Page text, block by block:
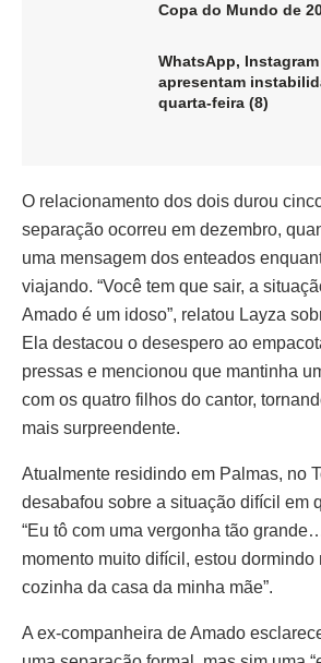
Copa do Mundo de
WhatsApp,
apresentam
quarta-feira (8)
O relacionamento dos dois durou
separação ocorreu em dezembro,
uma mensagem dos enteados
viajando. “Você tem que sair, a
Amado é um idoso”, relatou Layza
Ela destacou o desespero ao
pressas e mencionou que mantinha
com os quatro filhos do cantor,
mais surpreendente.
Atualmente residindo em Palmas, no
desabafou sobre a situação difícil em
“Eu tô com uma vergonha tão
momento muito difícil, estou dormindo
cozinha da casa da minha mãe”.
A ex-companheira de Amado